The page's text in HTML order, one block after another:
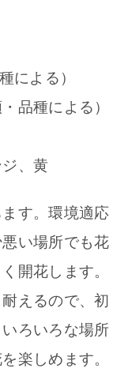
による）
品種による）
、黄
す。環境適応
い場所でも花
開花します。
えるので、初
ろいろな場所
楽しめます。